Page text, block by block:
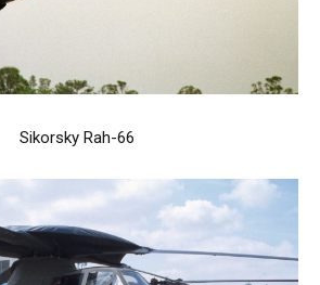
Sikorsky Rah-66